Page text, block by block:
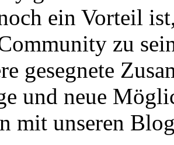
ein Vorteil
zu
gesegnete
und neue
mit unseren